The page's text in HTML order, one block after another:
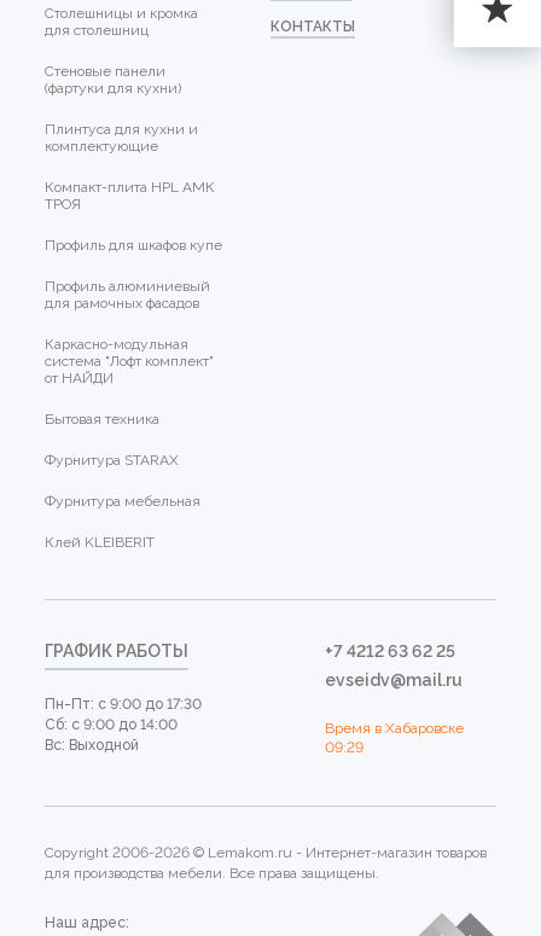
Столешницы и кромка
для столешниц
Стеновые панели
(фартуки для кухни)
Плинтуса для кухни и
комплектующие
Компакт-плита HPL АМК
ТРОЯ
Профиль для шкафов купе
Профиль алюминиевый
для рамочных фасадов
Каркасно-модульная
система "Лофт комплект"
от НАЙДИ
Бытовая техника
Фурнитура STARAX
Фурнитура мебельная
Клей KLEIBERIT
КОНТАКТЫ
ГРАФИК РАБОТЫ
Пн-Пт: с 9:00 до 17:30
Сб: с 9:00 до 14:00
Вс: Выходной
+7 4212 63 62 25
evseidv@mail.ru
Время в Хабаровске
09:29
Copyright 2006-2026 © Lemakom.ru - Интернет-магазин товаров
для производства мебели. Все права защищены.
Наш адрес: